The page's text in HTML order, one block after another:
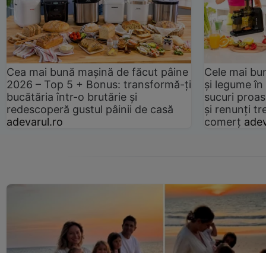
Cea mai bună mașină de făcut pâine
2026 – Top 5 + Bonus: transformă-ți
bucătăria într-o brutărie și
redescoperă gustul pâinii de casă
adevarul.ro
Cele mai
și legume
sucuri
și renunți
comerț